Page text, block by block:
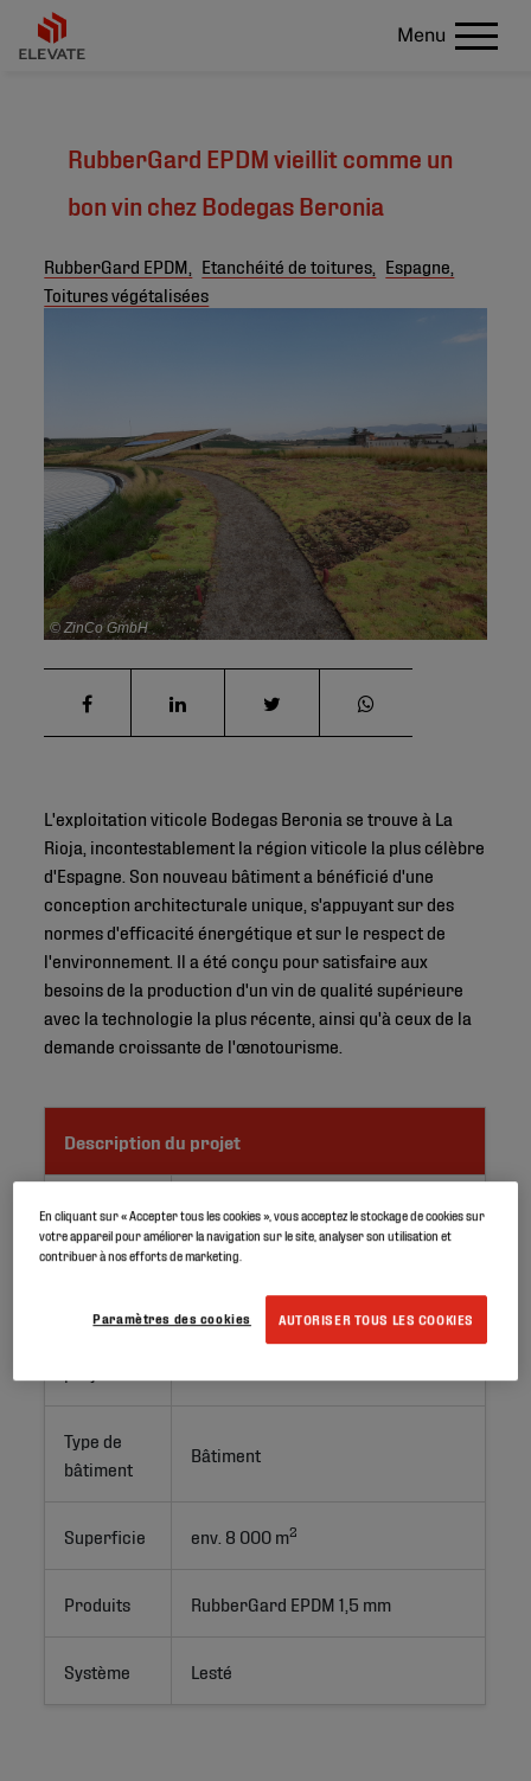
Menu
RubberGard EPDM vieillit comme un
bon vin chez Bodegas Beronia
RubberGard EPDM, Etanchéité de toitures,
Espagne,
Toitures végétalisées
© ZinCo GmbH
L'exploitation viticole Bodegas Beronia se trouve à La
Rioja, incontestablement la région viticole la plus célèbre
d'Espagne. Son nouveau bâtiment a bénéficié d'une
conception architecturale unique, s'appuyant sur des
normes d'efficacité énergétique et sur le respect de
l'environnement. Il a été conçu pour satisfaire aux
besoins de la production d'un vin de qualité supérieure
avec la technologie la plus récente, ainsi qu'à ceux de la
demande croissante de l'œnotourisme.
Description du projet
Lieu La Rioja, Espagne
Type de
bâtiment
Bâtiment
Superficie env. 8 000 m2
Produits RubberGard EPDM 1,5 mm
Système Lesté
En cliquant sur « Accepter tous les cookies », vous acceptez le stockage de cookies sur
votre appareil pour améliorer la navigation sur le site, analyser son utilisation et
contribuer à nos efforts de marketing.
AUTORISER TOUS LES COOKIES
Paramètres des cookies